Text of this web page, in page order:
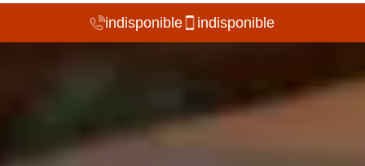
indisponible indisponible